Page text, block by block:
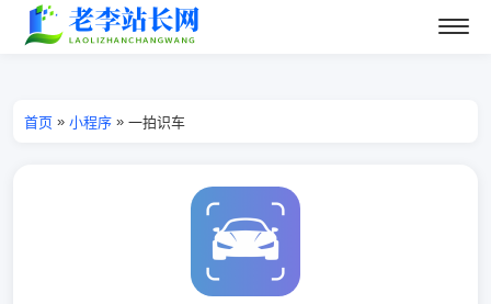
首页 » 小程序 » 一拍识车